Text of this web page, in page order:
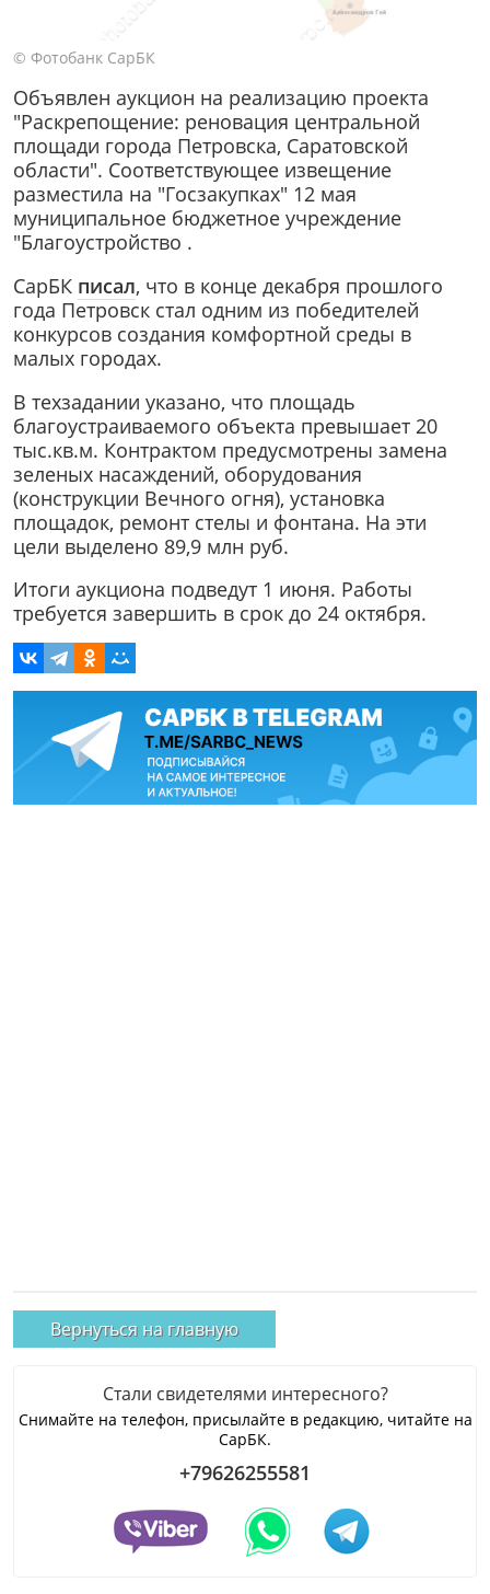
© Фотобанк СарБК
Объявлен аукцион на реализацию проекта
"Раскрепощение: реновация центральной
площади города Петровска, Саратовской
области". Соответствующее извещение
разместила на "Госзакупках" 12 мая
муниципальное бюджетное учреждение
"Благоустройство .
СарБК писал, что в конце декабря прошлого
года Петровск стал одним из победителей
конкурсов создания комфортной среды в
малых городах.
В техзадании указано, что площадь
благоустраиваемого объекта превышает 20
тыс.кв.м. Контрактом предусмотрены замена
зеленых насаждений, оборудования
(конструкции Вечного огня), установка
площадок, ремонт стелы и фонтана. На эти
цели выделено 89,9 млн руб.
Итоги аукциона подведут 1 июня. Работы
требуется завершить в срок до 24 октября.
Вернуться на главную
Стали свидетелями интересного?
Снимайте на телефон, присылайте в редакцию, читайте на
СарБК.
+79626255581